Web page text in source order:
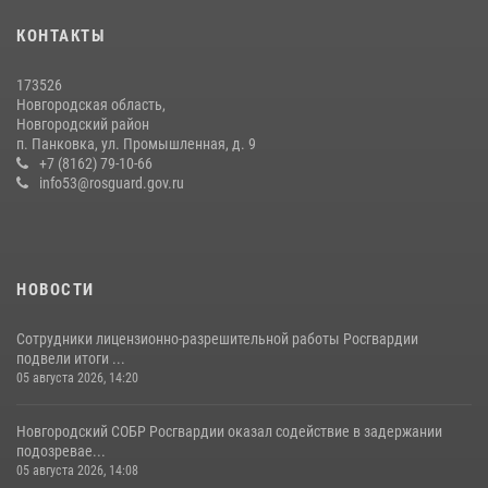
подвел итоги служебной деятельности сотрудников
вневедомственной охраны за первое полугодие 2026 года
22 июля 2026, 12:33 6
КОНТАКТЫ
173526
Новгородская область,
Новгородский район
п. Панковка, ул. Промышленная, д. 9
+7 (8162) 79-10-66
info53@rosguard.gov.ru
НОВОСТИ
Сотрудники лицензионно-разрешительной работы Росгвардии
подвели итоги ...
05 августа 2026, 14:20
Новгородский СОБР Росгвардии оказал содействие в задержании
подозревае...
05 августа 2026, 14:08